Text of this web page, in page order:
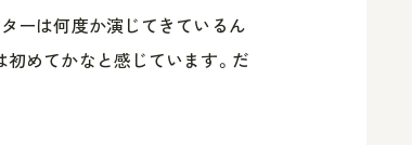
ーは何度か演じてきているん
めてかなと感じています。だ